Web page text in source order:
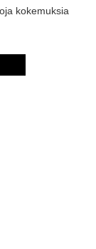
kokemuksia